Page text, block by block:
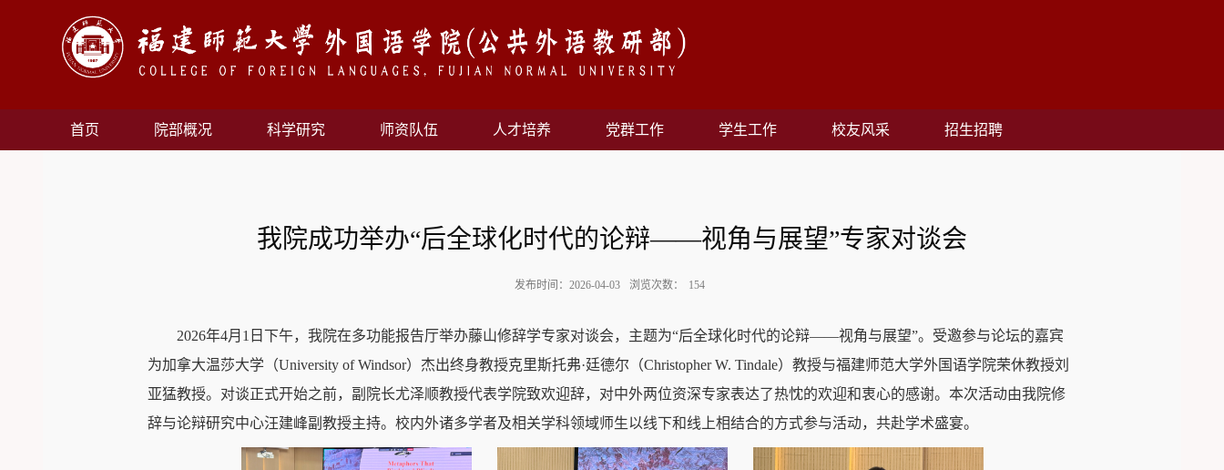
首页 院部概况 科学研究 师资队伍 人才培养 党群工作 学生工作 校友风采 招生招聘
我院成功举办“后全球化时代的论辩——视角与展望”专家对谈会
发布时间：2026-04-03 浏览次数： 154
2026年4月1日下午，我院在多功能报告厅举办藤山修辞学专家对谈会，主题为“后全球化时代的论辩——视角与展望”。受邀参与论坛的嘉宾
为加拿大温莎大学（University of Windsor）杰出终身教授克里斯托弗·廷德尔（Christopher W. Tindale）教授与福建师范大学外国语学院荣休教授刘
亚猛教授。对谈正式开始之前，副院长尤泽顺教授代表学院致欢迎辞，对中外两位资深专家表达了热忱的欢迎和衷心的感谢。本次活动由我院修
辞与论辩研究中心汪建峰副教授主持。校内外诸多学者及相关学科领域师生以线下和线上相结合的方式参与活动，共赴学术盛宴。